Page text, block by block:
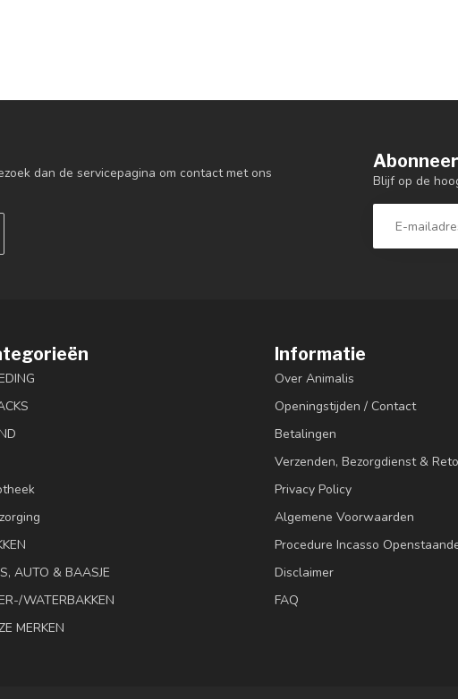
dan de servicepagina om contact met ons
Blijf op de
AUTO & BAASJE
WATERBAKKEN
MERKEN
Informatie
Over Animalis
Openingstijden / Contact
Betalingen
Verzenden, Bezorgdienst &
Privacy Policy
Algemene Voorwaarden
Procedure Incasso
Disclaimer
FAQ